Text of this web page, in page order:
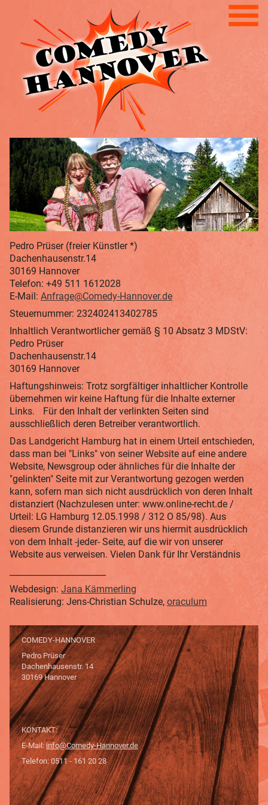
Pedro Prüser (freier Künstler *)
Dachenhausenstr.14
30169 Hannover
Telefon: +49 511 1612028
E-Mail: Anfrage@Comedy-Hannover.de
Steuernummer: 232402413402785
Inhaltlich Verantwortlicher gemäß § 10 Absatz 3 MDStV:
Pedro Prüser
Dachenhausenstr.14
30169 Hannover
Haftungshinweis: Trotz sorgfältiger inhaltlicher Kontrolle
übernehmen wir keine Haftung für die Inhalte externer
Links. Für den Inhalt der verlinkten Seiten sind
ausschließlich deren Betreiber verantwortlich.
Das Landgericht Hamburg hat in einem Urteil entschieden,
dass man bei "Links" von seiner Website auf eine andere
Website, Newsgroup oder ähnliches für die Inhalte der
"gelinkten" Seite mit zur Verantwortung gezogen werden
kann, sofern man sich nicht ausdrücklich von deren Inhalt
distanziert (Nachzulesen unter: www.online-recht.de /
Urteil: LG Hamburg 12.05.1998 / 312 O 85/98). Aus
diesem Grunde distanzieren wir uns hiermit ausdrücklich
von dem Inhalt -jeder- Seite, auf die wir von unserer
Website aus verweisen. Vielen Dank für Ihr Verständnis
Webdesign: Jana Kämmerling
Realisierung: Jens-Christian Schulze, oraculum
COMEDY-HANNOVER
Pedro Prüser
Dachenhausenstr. 14
30169 Hannover
KONTAKT:
E-Mail: info@Comedy-Hannover.de
Telefon: 0511 - 161 20 28